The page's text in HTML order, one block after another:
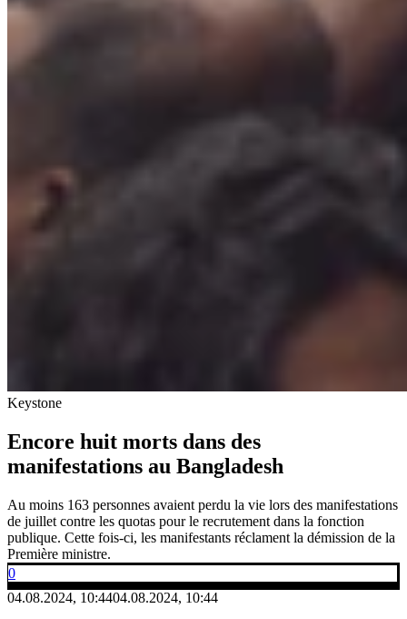
Keystone
Encore huit morts dans des
manifestations au Bangladesh
Au moins 163 personnes avaient perdu la vie lors des manifestations
de juillet contre les quotas pour le recrutement dans la fonction
publique. Cette fois-ci, les manifestants réclament la démission de la
Première ministre.
0
04.08.2024, 10:4404.08.2024, 10:44